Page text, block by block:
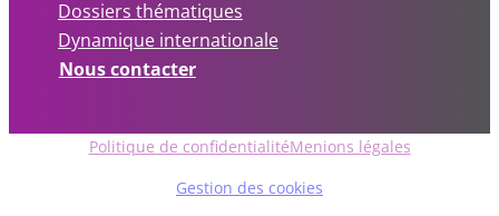
Dossiers thématiques
Dynamique internationale
Nous contacter
Politique de confidentialitéMenions légales
Gestion des cookies